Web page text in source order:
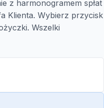
z harmonogramem spłat
Klienta. Wybierz przycisk
Wszelki